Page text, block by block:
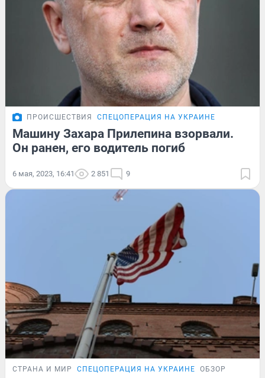
ПРОИСШЕСТВИЯ СПЕЦОПЕРАЦИЯ НА УКРАИНЕ
Машину Захара Прилепина взорвали.
Он ранен, его водитель погиб
6 мая, 2023, 16:41 2 851 9
СТРАНА И МИР СПЕЦОПЕРАЦИЯ НА УКРАИНЕ ОБЗОР